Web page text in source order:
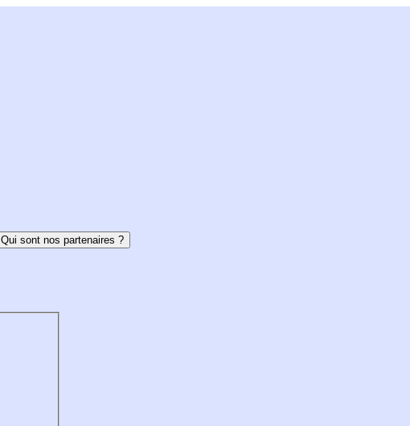
Qui sont nos partenaires ?